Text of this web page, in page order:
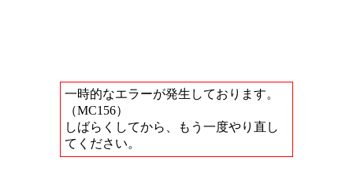
一時的なエラーが発生しております。
（MC156）
しばらくしてから、もう一度やり直し
てください。